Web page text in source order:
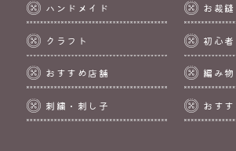
ハンドメイド お裁縫
クラフト 初心
おすすめ店舗 編み物
刺繍・刺し子 おす